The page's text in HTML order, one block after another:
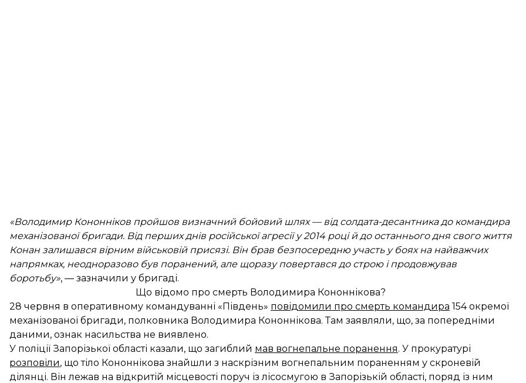
«Володимир Кононніков пройшов визначний бойовий шлях — від солдата-десантника до командира
механізованої бригади. Від перших днів російської агресії у 2014 році й до останнього дня свого життя
Конан залишався вірним військовій присязі. Він брав безпосередню участь у боях на найважчих
напрямках, неодноразово був поранений, але щоразу повертався до строю і продовжував
боротьбу», — зазначили у бригаді.
Що відомо про смерть Володимира Кононнікова?
28 червня в оперативному командуванні «Південь» повідомили про смерть командира 154 окремої
механізованої бригади, полковника Володимира Кононнікова. Там заявляли, що, за попередніми
даними, ознак насильства не виявлено.
У поліції Запорізької області казали, що загиблий мав вогнепальне поранення. У прокуратурі
розповіли, що тіло Кононнікова знайшли з наскрізним вогнепальним пораненням у скроневій
ділянці. Він лежав на відкритій місцевості поруч із лісосмугою в Запорізькій області, поряд із ним